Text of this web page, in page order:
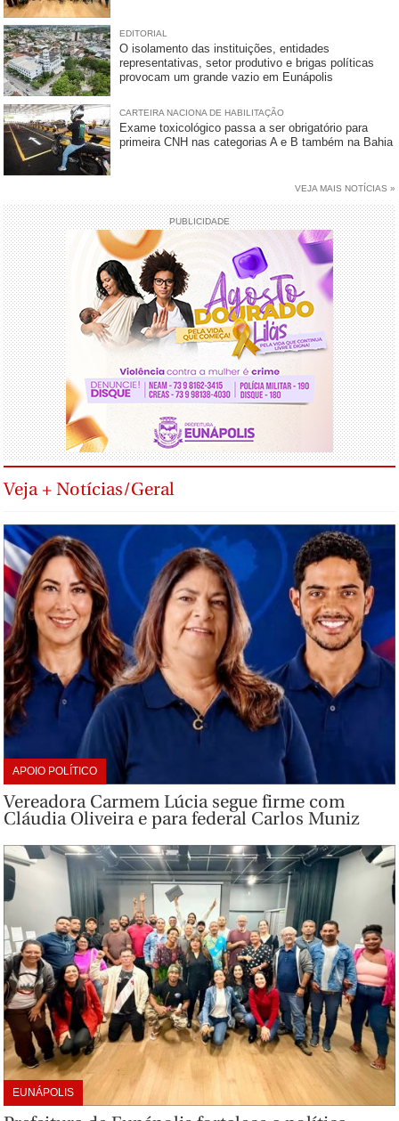
EDITORIAL
O isolamento das instituições, entidades
representativas, setor produtivo e brigas políticas
provocam um grande vazio em Eunápolis
CARTEIRA NACIONA DE HABILITAÇÃO
Exame toxicológico passa a ser obrigatório para
primeira CNH nas categorias A e B também na Bahia
VEJA MAIS NOTÍCIAS »
PUBLICIDADE
Veja + Notícias/Geral
APOIO POLÍTICO
Vereadora Carmem Lúcia segue firme com
Cláudia Oliveira e para federal Carlos Muniz
EUNÁPOLIS